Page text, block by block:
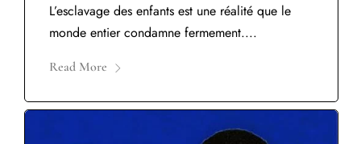
L’esclavage des enfants est une réalité que le
monde entier condamne fermement....
Read More